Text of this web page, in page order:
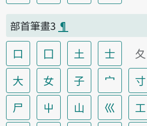
部首筆畫3 ¶
口 囗 土 士 夂
大
女 子 宀 寸
尸
屮 山 巛 工